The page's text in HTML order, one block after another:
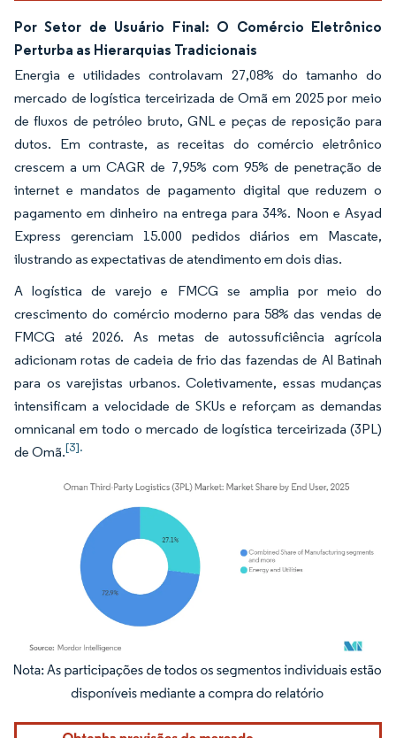
Por Setor de Usuário Final: O Comércio Eletrônico
Perturba as Hierarquias Tradicionais
Energia e utilidades controlavam 27,08% do tamanho do
mercado de logística terceirizada de Omã em 2025 por meio
de fluxos de petróleo bruto, GNL e peças de reposição para
dutos. Em contraste, as receitas do comércio eletrônico
crescem a um CAGR de 7,95% com 95% de penetração de
internet e mandatos de pagamento digital que reduzem o
pagamento em dinheiro na entrega para 34%. Noon e Asyad
Express gerenciam 15.000 pedidos diários em Mascate,
ilustrando as expectativas de atendimento em dois dias.
A logística de varejo e FMCG se amplia por meio do
crescimento do comércio moderno para 58% das vendas de
FMCG até 2026. As metas de autossuficiência agrícola
adicionam rotas de cadeia de frio das fazendas de Al Batinah
para os varejistas urbanos. Coletivamente, essas mudanças
intensificam a velocidade de SKUs e reforçam as demandas
omnicanal em todo o mercado de logística terceirizada (3PL)
de Omã.[3].
Imagem © Mordor Intelligence. O reuso requer atribuição conforme CC BY 4.0.